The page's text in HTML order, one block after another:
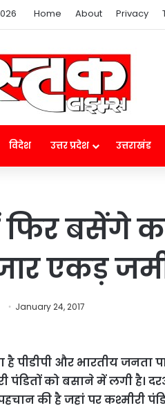
Home About Privacy
विदेश उत्तर प्रदेश उत्तराखंड
फिर बसेंगे
एकड़
January 24, 2017
है पीडीपी और भारतीय जनता
पंडितों को बसाने में लगी है।
की है जहां पर कश्मीरी